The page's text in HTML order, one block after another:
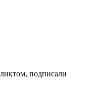
подписали